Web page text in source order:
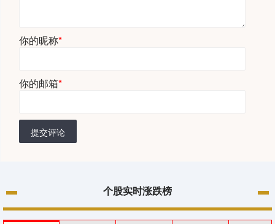
你的昵称*
你的邮箱*
提交评论
个股实时涨跌榜